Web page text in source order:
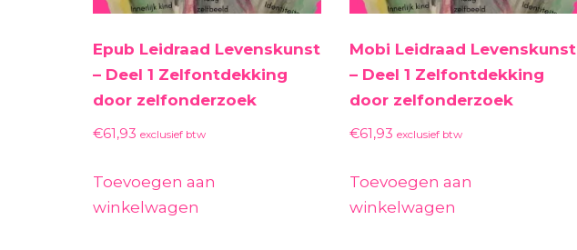
Epub Leidraad Levenskunst
– Deel 1 Zelfontdekking
door zelfonderzoek
€61,93 exclusief btw
Toevoegen aan
winkelwagen
Mobi Leidraad Levenskunst
– Deel 1 Zelfontdekking
door zelfonderzoek
€61,93 exclusief btw
Toevoegen aan
winkelwagen